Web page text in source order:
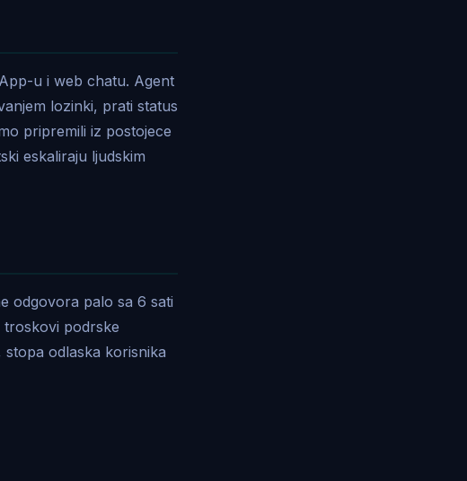
u i web chatu. Agent
lozinki, prati status
pripremili iz postojece
eskaliraju ljudskim
odgovora palo sa 6 sati
troskovi podrske
odlaska korisnika